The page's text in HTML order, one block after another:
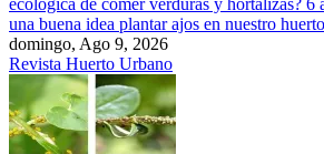
ecológica de comer verduras y hortalizas? 6
una buena idea plantar ajos en nuestro
domingo, Ago 9, 2026
Revista Huerto Urbano